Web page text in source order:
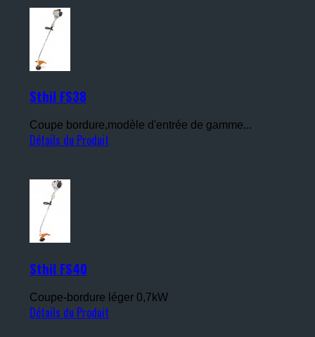
Sthil FS38
Coupe bordure,modèle d'entrée de gamme...
Détails du Produit
Sthil FS40
Coupe-bordure léger 0,7kW
Détails du Produit